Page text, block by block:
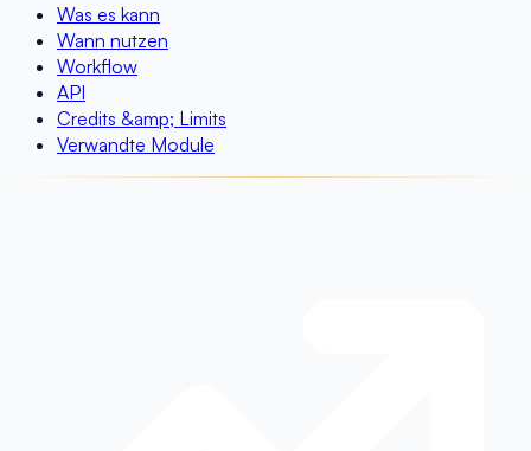
Was es kann
Wann nutzen
Workflow
API
Credits &amp; Limits
Verwandte Module